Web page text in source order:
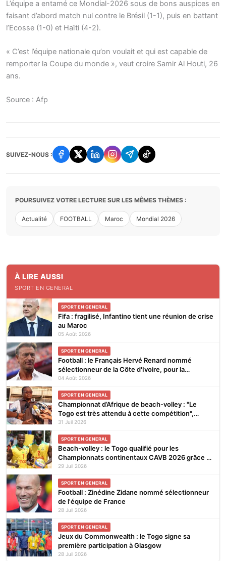
L’équipe a entamé ce Mondial-2026 sous de bons auspices en
faisant d’abord match nul contre le Brésil (1-1), puis en battant
l’Ecosse (1-0) et Haïti (4-2).
« C’est l’équipe nationale qu’on voulait et qui est capable de
remporter la Coupe du monde », veut croire Samir Al Houti, 26
ans.
Source : Afp
SUIVEZ-NOUS :
POURSUIVEZ VOTRE LECTURE SUR LES MÊMES THÈMES :
Actualité FOOTBALL Maroc Mondial 2026
À LIRE AUSSI
SPORT EN GENERAL
SPORT EN GENERAL
Fifa : fragilisé, Infantino tient une réunion de crise
au Maroc
05 Août 2026
SPORT EN GENERAL
Football : le Français Hervé Renard nommé
sélectionneur de la Côte d'Ivoire, pour la
seconde fois
04 Août 2026
SPORT EN GENERAL
Championnat d’Afrique de beach-volley : "Le
Togo est très attendu à cette compétition",
affirme Noël Tadegnon
31 Juil 2026
SPORT EN GENERAL
Beach-volley : le Togo qualifié pour les
Championnats continentaux CAVB 2026 grâce à
son ranking
29 Juil 2026
SPORT EN GENERAL
Football : Zinédine Zidane nommé sélectionneur
de l'équipe de France
28 Juil 2026
SPORT EN GENERAL
Jeux du Commonwealth : le Togo signe sa
première participation à Glasgow
28 Juil 2026